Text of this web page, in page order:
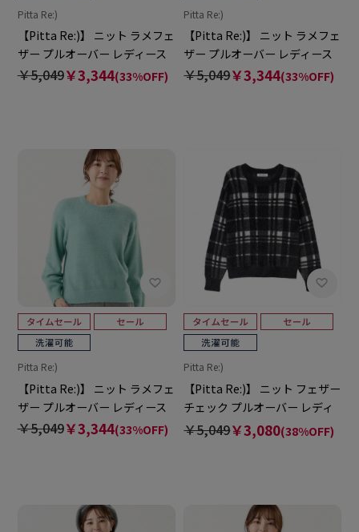
Pitta Re:)
【Pitta Re:)】 ニット ラメフェ
ザー プルオーバー レディース
￥5,049￥3,344(33%OFF)
Pitta Re:)
【Pitta Re:)】 ニット ラメフェ
ザー プルオーバー レディース
￥5,049￥3,344(33%OFF)
Pitta Re:)
【Pitta Re:)】 ニット ラメフェ
ザー プルオーバー レディース
￥5,049￥3,344(33%OFF)
Pitta Re:)
【Pitta Re:)】 ニット フェザー
チェック プルオーバー レディ
ース
￥5,049￥3,080(38%OFF)